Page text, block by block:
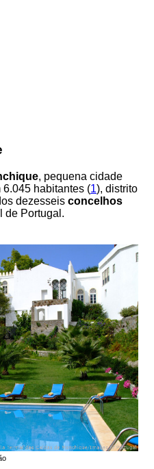
, pequena cidade
6.045 habitantes (1), distrito
dezesseis concelhos
de Portugal.